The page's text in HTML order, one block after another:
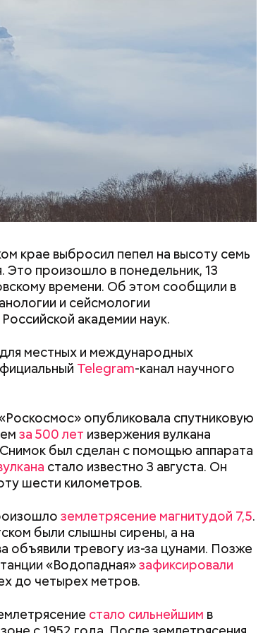
крае выбросил пепел на высоту семь
произошло в понедельник, 13
времени. Об этом сообщили в
и сейсмологии
академии наук.
местных и международных
Telegram-канал научного
опубликовала спутниковую
за 500 лет извержения вулкана
был сделан с помощью аппарата
стало известно 3 августа. Он
шести километров.
землетрясение магнитудой 7,5.
были слышны сирены, а на
объявили тревогу из-за цунами. Позже
«Водопадная»зафиксировали
до четырех метров.
стало сильнейшим в
с 2019 по 2021 год Гасанов
более чем 170 миллионов рублей. Эти
родственниками и собственными
в области продажи и размещения
сокрытия своих доходов часть
розыгрышей, покупателей различных
ставок на спорт Гасанов получал
физического лица, а также на
лицевые счета, — пояснили в
«В погоне за удачей все
россияне ищут работу с
помощью магии
дом по
и сроки
Как предотвратить развитие